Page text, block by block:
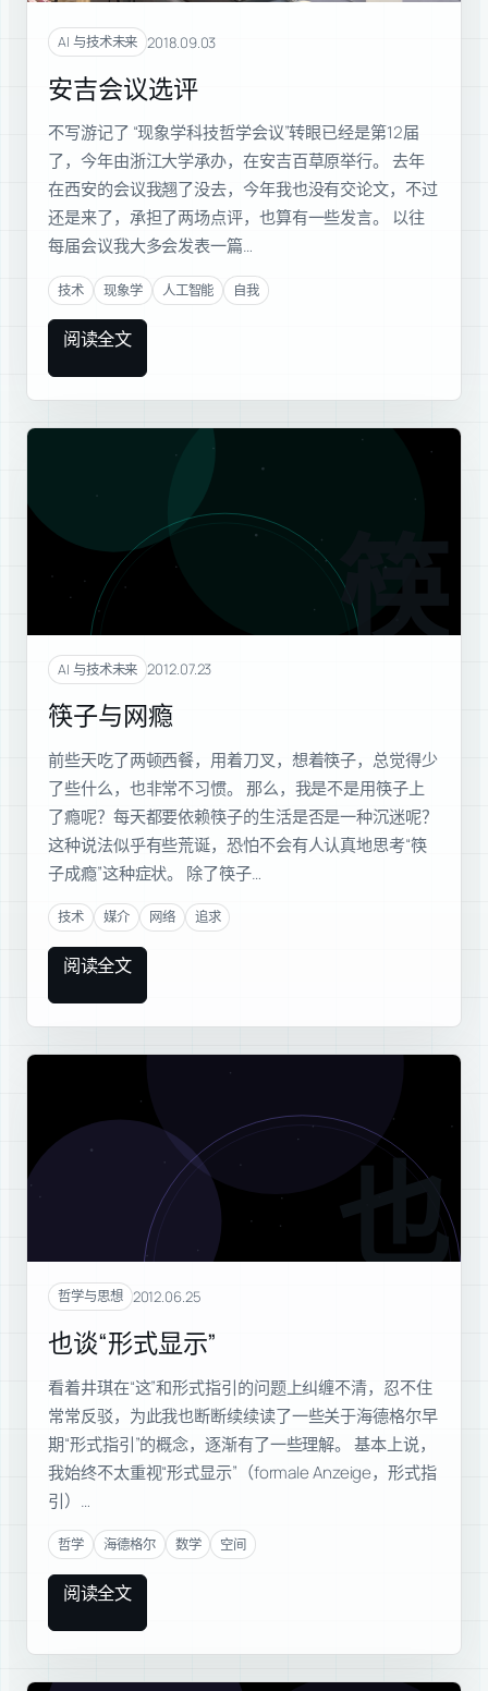
AI 与技术未来 2018.09.03
安吉会议选评
不写游记了 “现象学科技哲学会议”转眼已经是第12届
了，今年由浙江大学承办，在安吉百草原举行。 去年
在西安的会议我翘了没去，今年我也没有交论文，不过
还是来了，承担了两场点评，也算有一些发言。 以往
每届会议我大多会发表一篇…
技术 现象学 人工智能 自我
阅读全文
筷子
AI 与技术未来 2012.07.23
筷子与网瘾
前些天吃了两顿西餐，用着刀叉，想着筷子，总觉得少
了些什么，也非常不习惯。 那么，我是不是用筷子上
了瘾呢？每天都要依赖筷子的生活是否是一种沉迷呢？
这种说法似乎有些荒诞，恐怕不会有人认真地思考“筷
子成瘾”这种症状。 除了筷子…
技术 媒介 网络 追求
阅读全文
也谈
哲学与思想 2012.06.25
也谈“形式显示”
看着井琪在“这”和形式指引的问题上纠缠不清，忍不住
常常反驳，为此我也断断续续读了一些关于海德格尔早
期“形式指引”的概念，逐渐有了一些理解。 基本上说，
我始终不太重视“形式显示”（formale Anzeige，形式指
引）…
哲学 海德格尔 数学 空间
阅读全文